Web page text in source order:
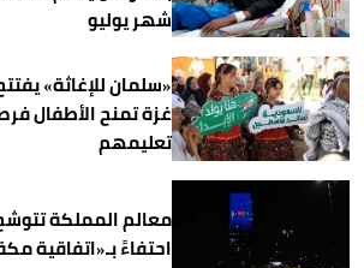
شهر يوليو
«سلمان للإغاثة»
غزة تمنح الأطفال
تعليمهم
معالم المملكة تتوشح
احتفاءً بـ«اتفاقية